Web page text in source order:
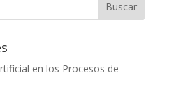
en los Procesos de